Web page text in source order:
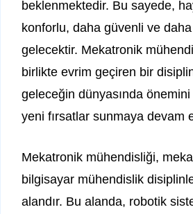
beklenmektedir. Bu sayede,
konforlu, daha güvenli ve
gelecektir. Mekatronik
birlikte evrim geçiren bir
geleceğin dünyasında
yeni fırsatlar sunmaya devam
Mekatronik mühendisliği,
bilgisayar mühendislik
alandır. Bu alanda, robotik